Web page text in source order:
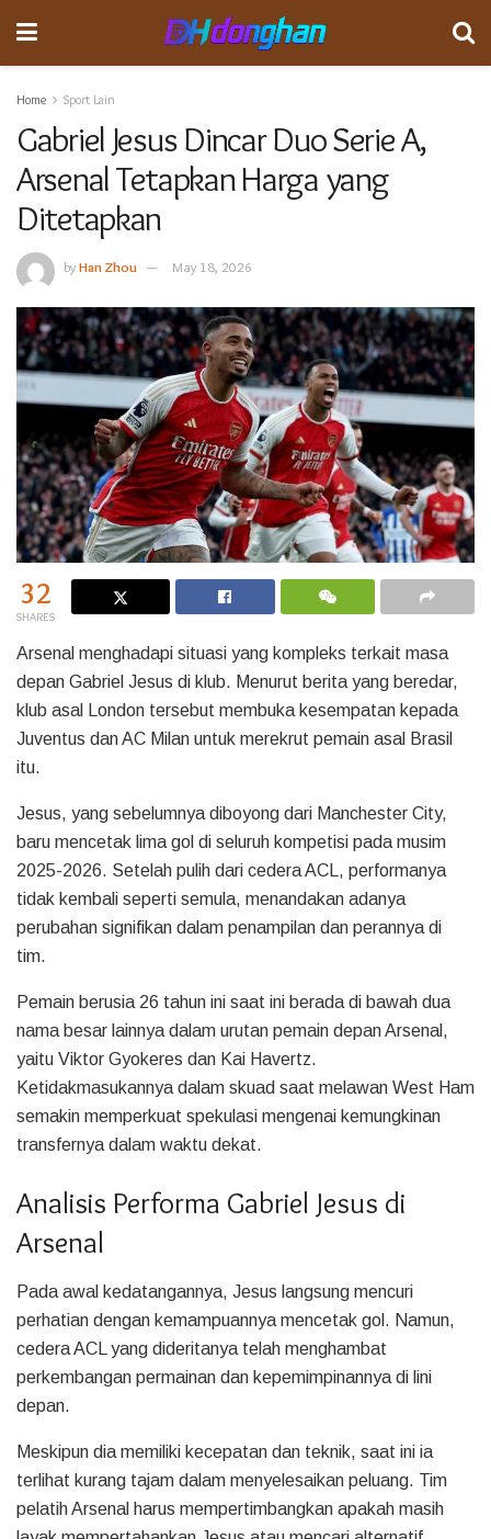
Home Sport Lain
Gabriel Jesus Dincar Duo Serie A,
Arsenal Tetapkan Harga yang
Ditetapkan
byHan Zhou May 18, 2026
32
SHARES
Arsenal menghadapi situasi yang kompleks terkait masa
depan Gabriel Jesus di klub. Menurut berita yang beredar,
klub asal London tersebut membuka kesempatan kepada
Juventus dan AC Milan untuk merekrut pemain asal Brasil
itu.
Jesus, yang sebelumnya diboyong dari Manchester City,
baru mencetak lima gol di seluruh kompetisi pada musim
2025-2026. Setelah pulih dari cedera ACL, performanya
tidak kembali seperti semula, menandakan adanya
perubahan signifikan dalam penampilan dan perannya di
tim.
Pemain berusia 26 tahun ini saat ini berada di bawah dua
nama besar lainnya dalam urutan pemain depan Arsenal,
yaitu Viktor Gyokeres dan Kai Havertz.
Ketidakmasukannya dalam skuad saat melawan West Ham
semakin memperkuat spekulasi mengenai kemungkinan
transfernya dalam waktu dekat.
Analisis Performa Gabriel Jesus di
Arsenal
Pada awal kedatangannya, Jesus langsung mencuri
perhatian dengan kemampuannya mencetak gol. Namun,
cedera ACL yang dideritanya telah menghambat
perkembangan permainan dan kepemimpinannya di lini
depan.
Meskipun dia memiliki kecepatan dan teknik, saat ini ia
terlihat kurang tajam dalam menyelesaikan peluang. Tim
pelatih Arsenal harus mempertimbangkan apakah masih